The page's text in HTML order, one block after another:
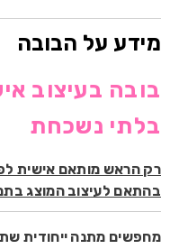
מידע על הבובה
בובה בעיצוב
בלתי נשכחת
רק הראש מותאם אישית
בהתאם לעיצוב המוצג
מחפשים מתנה ייחודית